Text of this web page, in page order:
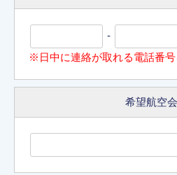
-
※日中に連絡が取れる電話番
希望航空